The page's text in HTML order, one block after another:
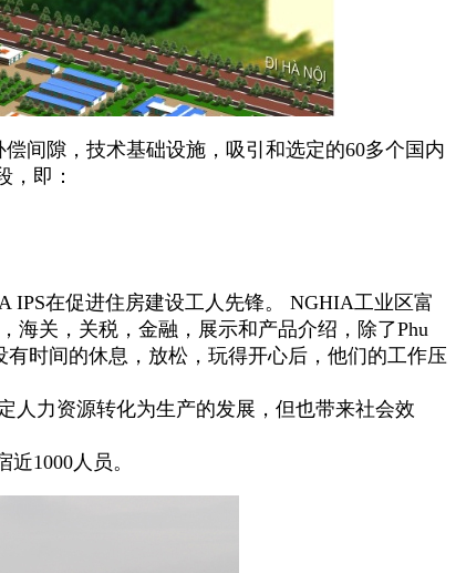
隙，技术基础设施，吸引和选定的60多个国内
，即：
在促进住房建设工人先锋。 NGHIA工业区富
海关，关税，金融，展示和产品介绍，除了Phu
时间的休息，放松，玩得开心后，他们的工作压
力资源转化为生产的发展，但也带来社会效
1000人员。